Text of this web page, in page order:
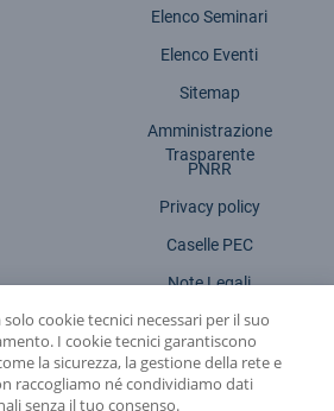
Elenco Seminari
Elenco Eventi
Sitemap
Amministrazione
Trasparente
PNRR
Privacy policy
Caselle PEC
Note Legali
Dichiarazione accessibilità
cookie tecnici necessari per il suo
I cookie tecnici garantiscono
la sicurezza, la gestione della rete e
raccogliamo né condividiamo dati
senza il tuo consenso.